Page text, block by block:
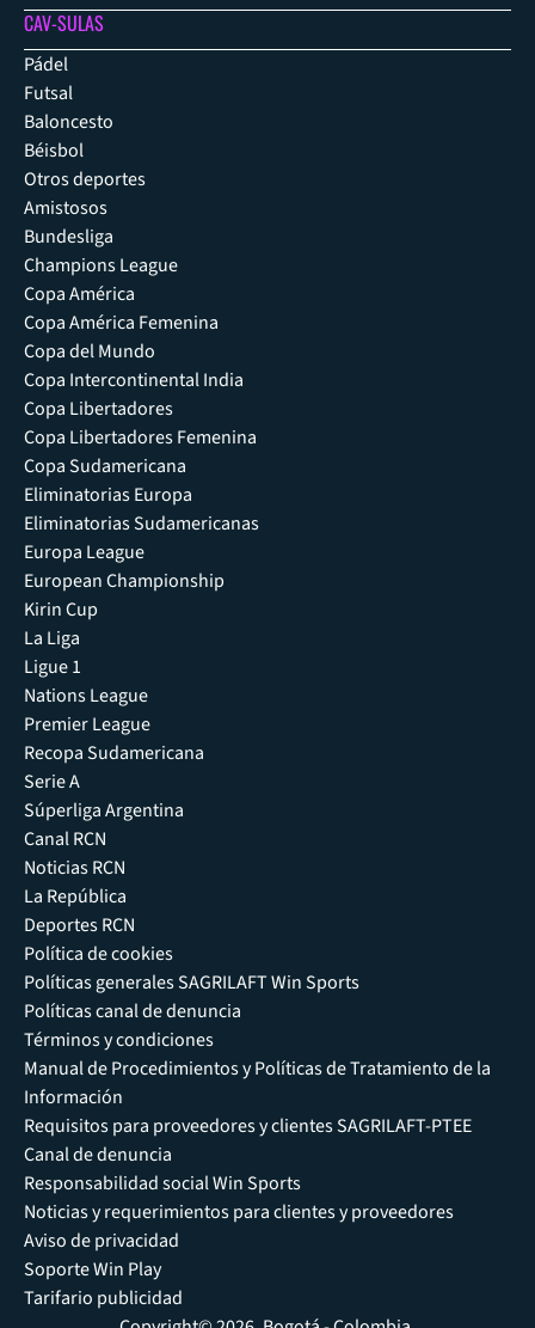
CAV-SULAS
Pádel
Futsal
Baloncesto
Béisbol
Otros deportes
Amistosos
Bundesliga
Champions League
Copa América
Copa América Femenina
Copa del Mundo
Copa Intercontinental India
Copa Libertadores
Copa Libertadores Femenina
Copa Sudamericana
Eliminatorias Europa
Eliminatorias Sudamericanas
Europa League
European Championship
Kirin Cup
La Liga
Ligue 1
Nations League
Premier League
Recopa Sudamericana
Serie A
Súperliga Argentina
Canal RCN
Noticias RCN
La República
Deportes RCN
Política de cookies
Políticas generales SAGRILAFT Win Sports
Políticas canal de denuncia
Términos y condiciones
Manual de Procedimientos y Políticas de Tratamiento de la
Información
Requisitos para proveedores y clientes SAGRILAFT-PTEE
Canal de denuncia
Responsabilidad social Win Sports
Noticias y requerimientos para clientes y proveedores
Aviso de privacidad
Soporte Win Play
Tarifario publicidad